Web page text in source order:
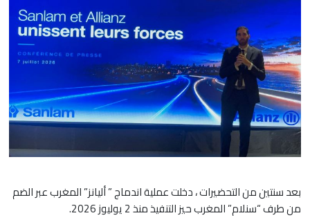
بعد سنتين من التحضيرات ، دخلت عملية اندماج ” أليانز” المغرب عبر الضم
من طرف “سنلام” المغرب حيز التنفيذ منذ 2 يوليوز 2026.